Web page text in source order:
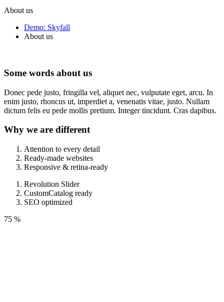
About us
Demo: Skyfall
About us
Some words about us
Donec pede justo, fringilla vel, aliquet nec, vulputate eget, arcu. In
enim justo, rhoncus ut, imperdiet a, venenatis vitae, justo. Nullam
dictum felis eu pede mollis pretium. Integer tincidunt. Cras dapibus.
Why we are different
Attention to every detail
Ready-made websites
Responsive & retina-ready
Revolution Slider
CustomCatalog ready
SEO optimized
75 %